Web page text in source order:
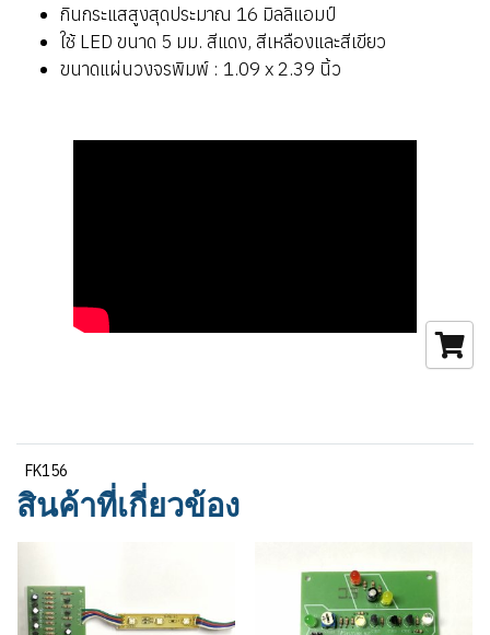
กินกระแสสูงสุดประมาณ 16 มิลลิแอมป์
ใช้ LED ขนาด 5 มม. สีแดง, สีเหลืองและสีเขียว
ขนาดแผ่นวงจรพิมพ์ : 1.09 x 2.39 นิ้ว
FK156
สินค้าที่เกี่ยวข้อง